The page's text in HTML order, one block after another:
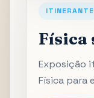
ITINERANTE
Física
Exposição
Física para